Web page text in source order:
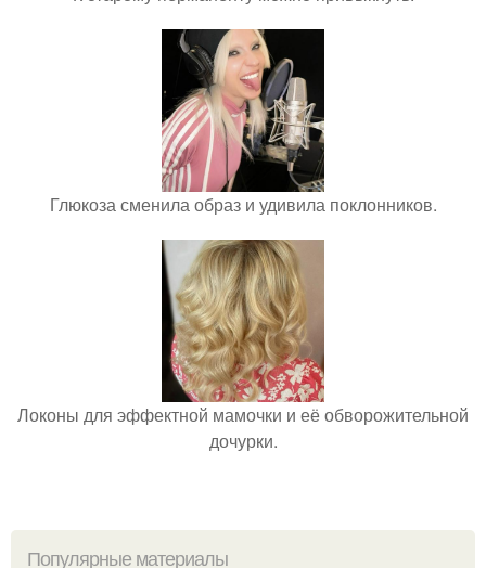
Глюкоза сменила образ и удивила поклонников.
Локоны для эффектной мамочки и её обворожительной
дочурки.
Популярные материалы